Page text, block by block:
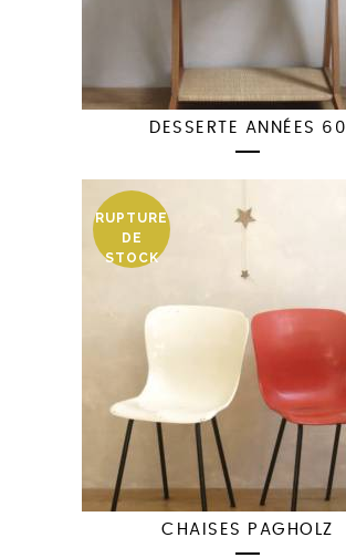
DESSERTE ANNÉES 60
RUPTURE
DE
STOCK
CHAISES PAGHOLZ